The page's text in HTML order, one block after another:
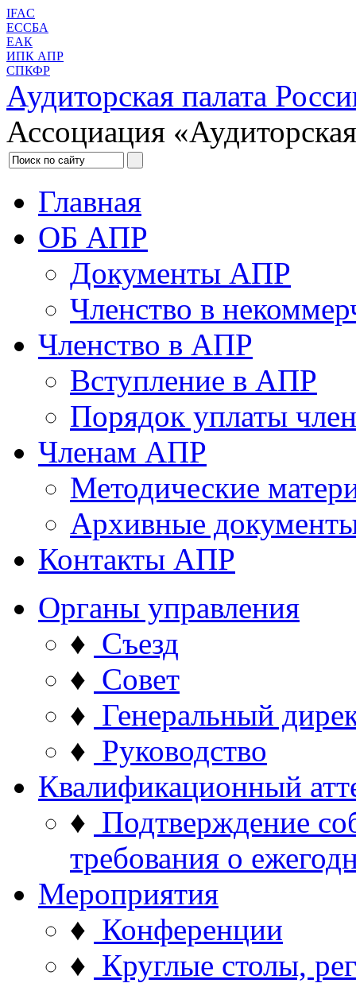
IFAC
ЕССБА
ЕАК
ИПК АПР
СПКФР
Аудиторская палата
Ассоциация
Главная
ОБ АПР
Документы АПР
Членство в
Членство в АПР
Вступление в АПР
Порядок уплаты
Членам АПР
Методические
Архивные
Контакты АПР
Органы управления
♦ Съезд
♦ Совет
♦ Генеральный
♦ Руководство
Квалификационный
♦ Подтверждение
требования о
Мероприятия
♦ Конференции
♦ Круглые столы,